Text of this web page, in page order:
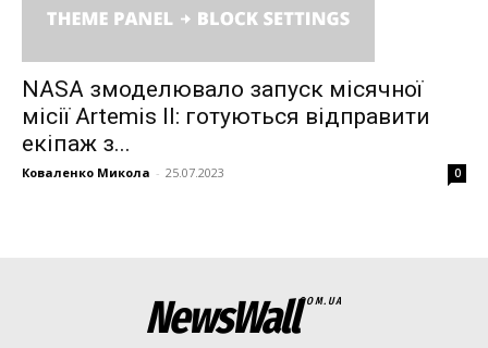
NASA змоделювало запуск місячної
місії Artemis II: готуються відправити
екіпаж з...
Коваленко Микола - 25.07.2023 0
NewsWallCOM.UA